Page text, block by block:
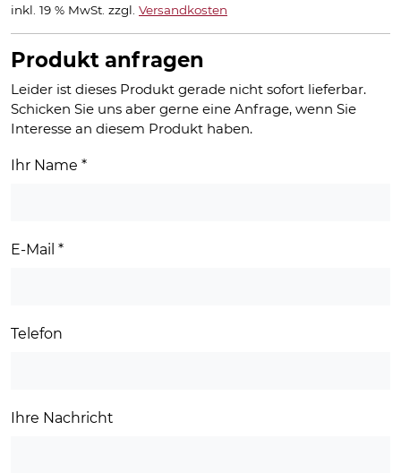
inkl. 19 % MwSt. zzgl. Versandkosten
Produkt anfragen
Leider ist dieses Produkt gerade nicht sofort lieferbar.
Schicken Sie uns aber gerne eine Anfrage, wenn Sie
Interesse an diesem Produkt haben.
Ihr Name *
E-Mail *
Telefon
Ihre Nachricht